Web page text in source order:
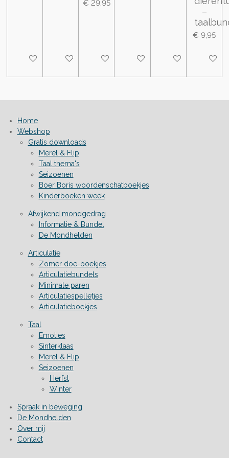
Bekijk detailsBekijk details
€ 29,95
Bekijk detailsIn winkelwagenBekijk details
–
€ 9,95
Bekijk
Home
Webshop
Gratis downloads
Merel & Flip
Taal thema's
Seizoenen
Boer Boris woordenschatboekjes
Kinderboeken week
Afwijkend mondgedrag
Informatie & Bundel
De Mondhelden
Articulatie
Zomer doe-boekjes
Articulatiebundels
Minimale paren
Articulatiespelletjes
Articulatieboekjes
Taal
Emoties
Sinterklaas
Merel & Flip
Seizoenen
Herfst
Winter
Spraak in beweging
De Mondhelden
Over mij
Contact